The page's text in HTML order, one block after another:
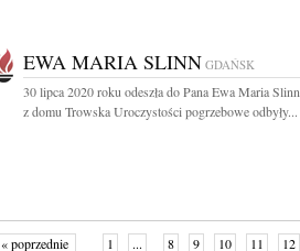
EWA MARIA SLINN GDAŃSK
30 lipca 2020 roku odeszła do Pana Ewa Maria Slinn
z domu Trowska Uroczystości pogrzebowe odbyły...
« poprzednie 1 ... 8 9 10 11 12